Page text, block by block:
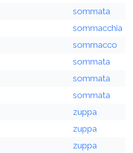
sommata
sommacchia
sommacco
sommata
sommata
sommata
zuppa
zuppa
zuppa